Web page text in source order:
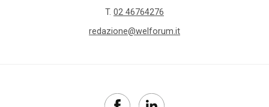
T. 02 46764276
redazione@welforum.it